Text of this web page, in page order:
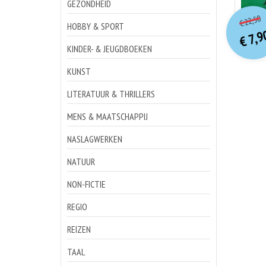
GEZONDHEID
HOBBY & SPORT
KINDER- & JEUGDBOEKEN
KUNST
LITERATUUR & THRILLERS
MENS & MAATSCHAPPIJ
NASLAGWERKEN
NATUUR
NON-FICTIE
REGIO
REIZEN
TAAL
€22,50
€